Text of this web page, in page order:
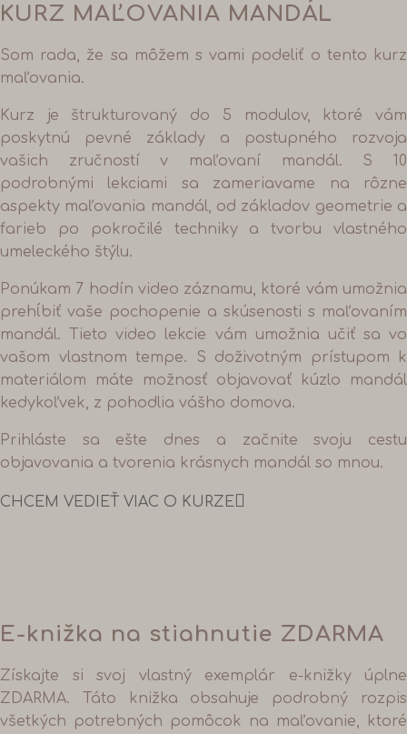
KURZ MAĽOVANIA MANDÁL
Som rada, že sa môžem s vami podeliť o tento kurz
maľovania.
Kurz je štrukturovaný do 5 modulov, ktoré vám
poskytnú pevné základy a postupného rozvoja
vašich zručností v maľovaní mandál. S 10
podrobnými lekciami sa zameriavame na rôzne
aspekty maľovania mandál, od základov geometrie a
farieb po pokročilé techniky a tvorbu vlastného
umeleckého štýlu.
Ponúkam 7 hodín video záznamu, ktoré vám umožnia
prehĺbiť vaše pochopenie a skúsenosti s maľovaním
mandál. Tieto video lekcie vám umožnia učiť sa vo
vašom vlastnom tempe. S doživotným prístupom k
materiálom máte možnosť objavovať kúzlo mandál
kedykoľvek, z pohodlia vášho domova.
Prihláste sa ešte dnes a začnite svoju cestu
objavovania a tvorenia krásnych mandál so mnou.
CHCEM VEDIEŤ VIAC O KURZE
E-knižka na stiahnutie ZDARMA
Získajte si svoj vlastný exemplár e-knižky úplne
ZDARMA. Táto knižka obsahuje podrobný rozpis
všetkých potrebných pomôcok na maľovanie, ktoré